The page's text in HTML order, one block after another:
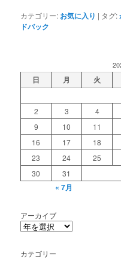
カテゴリー: お気に入り | タグ:
ドバック
日 月 火
2
3 4
9
10 11
16
17 18
23
24 25
30
31
« 7月
アーカイブ
カテゴリー